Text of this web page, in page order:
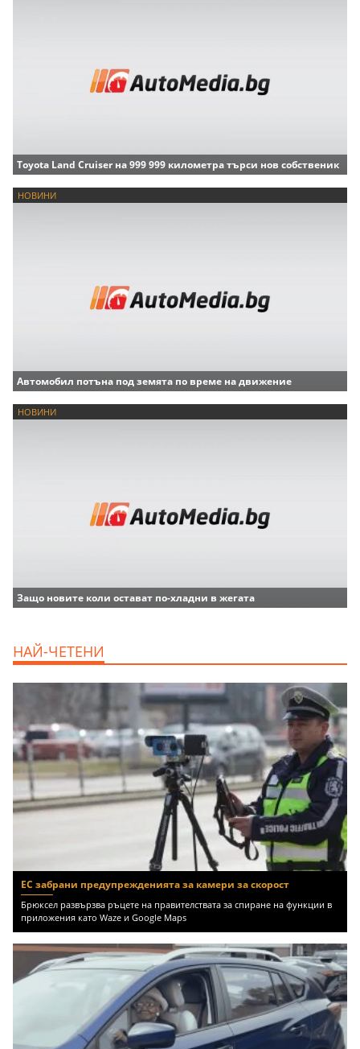
Toyota Land Cruiser на 999 999 километра търси нов собственик
НОВИНИ
Автомобил потъна под земята по време на движение
НОВИНИ
Защо новите коли остават по-хладни в жегата
НАЙ-ЧЕТЕНИ
ЕС забрани предупрежденията за камери за скорост
Брюксел развързва ръцете на правителствата за спиране на функции в
приложения като Waze и Google Maps